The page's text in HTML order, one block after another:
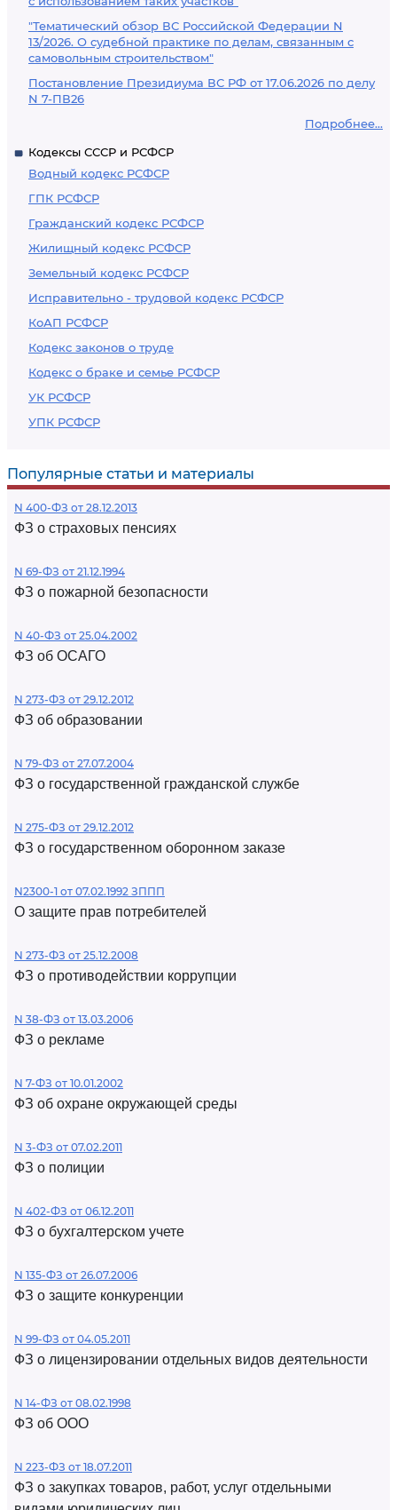
"Тематический обзор ВС Российской Федерации N
13/2026. О судебной практике по делам, связанным с
самовольным строительством"
Постановление Президиума ВС РФ от 17.06.2026 по делу
N 7-ПВ26
Подробнее...
Кодексы СССР и РСФСР
Водный кодекс РСФСР
ГПК РСФСР
Гражданский кодекс РСФСР
Жилищный кодекс РСФСР
Земельный кодекс РСФСР
Исправительно - трудовой кодекс РСФСР
КоАП РСФСР
Кодекс законов о труде
Кодекс о браке и семье РСФСР
УК РСФСР
УПК РСФСР
Популярные статьи и материалы
N 400-ФЗ от 28.12.2013
ФЗ о страховых пенсиях
N 69-ФЗ от 21.12.1994
ФЗ о пожарной безопасности
N 40-ФЗ от 25.04.2002
ФЗ об ОСАГО
N 273-ФЗ от 29.12.2012
ФЗ об образовании
N 79-ФЗ от 27.07.2004
ФЗ о государственной гражданской службе
N 275-ФЗ от 29.12.2012
ФЗ о государственном оборонном заказе
N2300-1 от 07.02.1992 ЗППП
О защите прав потребителей
N 273-ФЗ от 25.12.2008
ФЗ о противодействии коррупции
N 38-ФЗ от 13.03.2006
ФЗ о рекламе
N 7-ФЗ от 10.01.2002
ФЗ об охране окружающей среды
N 3-ФЗ от 07.02.2011
ФЗ о полиции
N 402-ФЗ от 06.12.2011
ФЗ о бухгалтерском учете
N 135-ФЗ от 26.07.2006
ФЗ о защите конкуренции
N 99-ФЗ от 04.05.2011
ФЗ о лицензировании отдельных видов деятельности
N 14-ФЗ от 08.02.1998
ФЗ об ООО
N 223-ФЗ от 18.07.2011
ФЗ о закупках товаров, работ, услуг отдельными